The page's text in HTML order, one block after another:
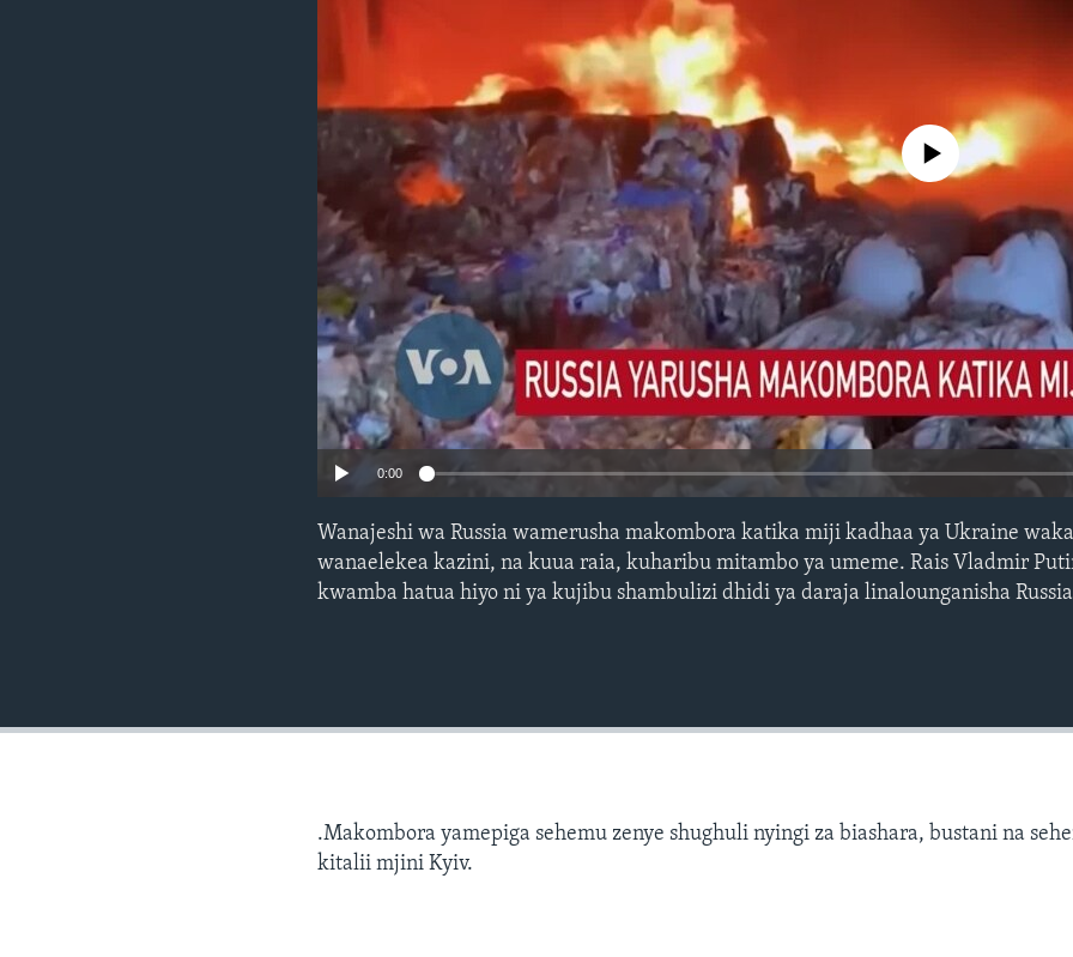
No media source currently
0:00
Wanajeshi wa Russia wamerusha makombora katika miji kadhaa ya Ukraine
wanaelekea kazini, na kuua raia, kuharibu mitambo ya umeme. Rais Vladmir
kwamba hatua hiyo ni ya kujibu shambulizi dhidi ya daraja linalounganisha
.Makombora yamepiga sehemu zenye shughuli nyingi za biashara, bustani na
kitalii mjini Kyiv.